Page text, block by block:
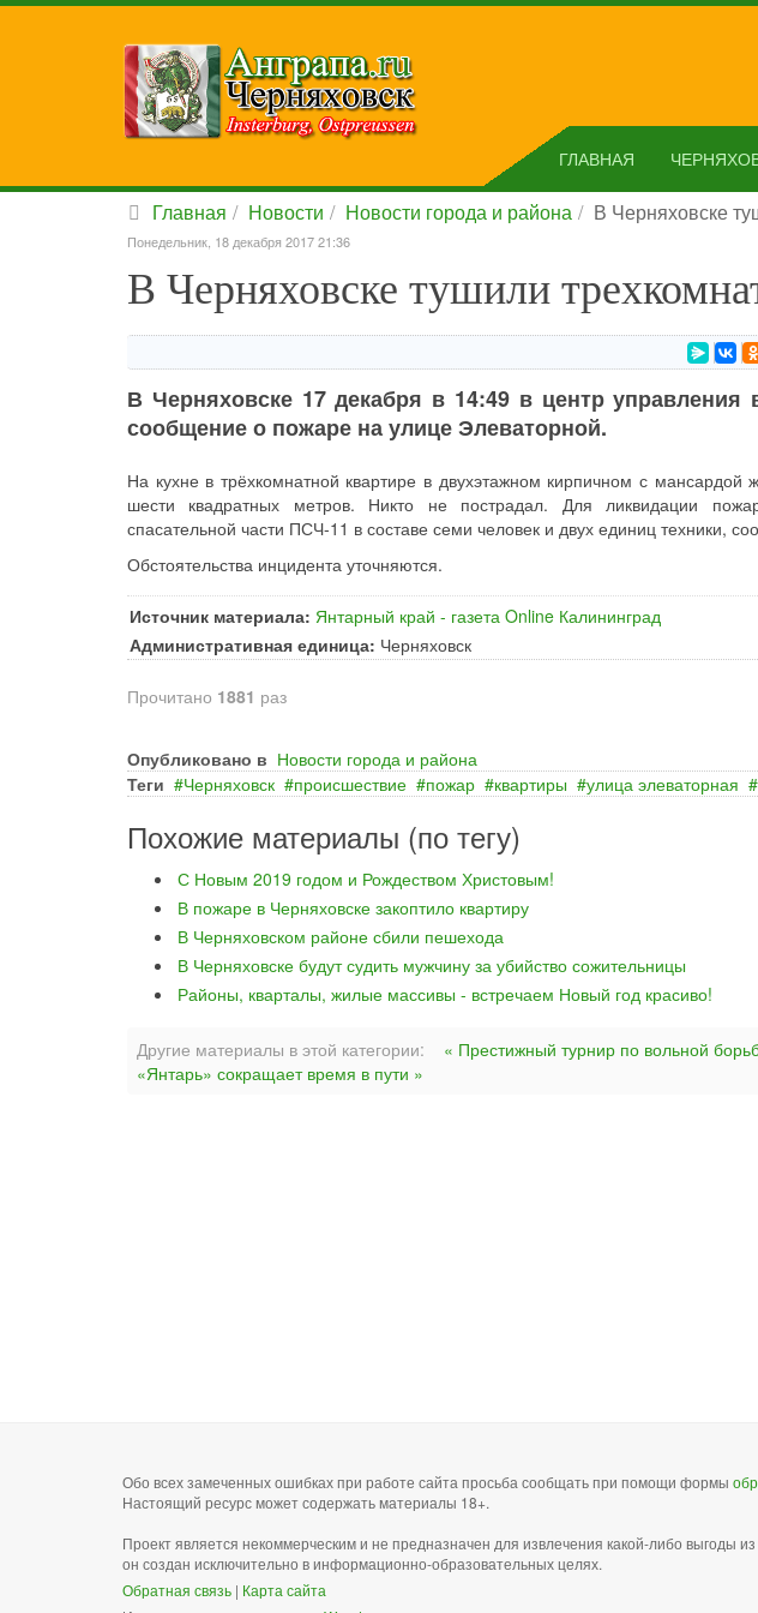
ГЛАВНАЯ
Главная Новости Новости города и района В Черняховске
Понедельник, 18 декабря 2017 21:36
В Черняховске тушили
В Черняховске 17 декабря в 14:49 в центр управления
сообщение о пожаре на улице Элеваторной.
На кухне в трёхкомнатной квартире в двухэтажном кирпичном с
шести квадратных метров. Никто не пострадал. Для ликвидации
спасательной части ПСЧ-11 в составе семи человек и двух единиц техники,
Обстоятельства инцидента уточняются.
Источник материала: Янтарный край - газета Online Калининград
Административная единица: Черняховск
Прочитано 1881 раз
Опубликовано в Новости города и района
Теги
Черняховск происшествие пожар квартиры улица элеваторная
Похожие материалы (по тегу)
С Новым 2019 годом и Рождеством Христовым!
В пожаре в Черняховске закоптило квартиру
В Черняховском районе сбили пешехода
В Черняховске будут судить мужчину за убийство сожительницы
Районы, кварталы, жилые массивы - встречаем Новый год красиво!
Другие материалы в этой категории: « Престижный турнир по вольной
«Янтарь» сокращает время в пути »
Обо всех замеченных ошибках при работе сайта просьба сообщать при помощи формы
Настоящий ресурс может содержать материалы 18+.
Проект является некоммерческим и не предназначен для извлечения какой-либо выгоды
он создан исключительно в информационно-образовательных целях.
Обратная связь | Карта сайта